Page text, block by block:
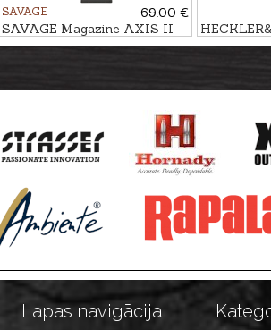
SAVAGE
69.00 €
SAVAGE Magazine AXIS II
Precision cal. .308Win., 6,5
SLB 2000+
Lapas navigācija